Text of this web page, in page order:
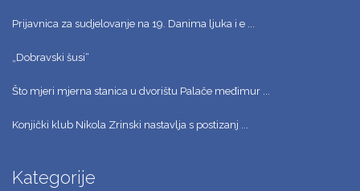
Prijavnica za sudjelovanje na 19. Danima ljuka i e ...
„Dobravski šusi“
Što mjeri mjerna stanica u dvorištu Palače međimur ...
Konjički klub Nikola Zrinski nastavlja s postizanj ...
Kategorije